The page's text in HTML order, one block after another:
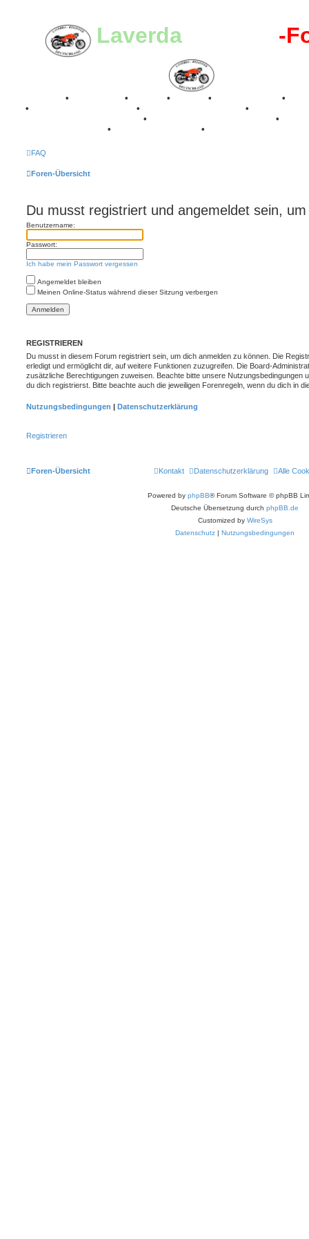
Laverda-Register -
• • • • •
•
•
•
•
•
• •
FAQ
Foren-Übersicht
Du musst registriert und angemeldet sein,
Benutzername:
Passwort:
Ich habe mein Passwort vergessen
Angemeldet bleiben
Meinen Online-Status während dieser Sitzung verbergen
REGISTRIEREN
Du musst in diesem Forum registriert sein, um dich anmelden zu können. Die
erledigt und ermöglicht dir, auf weitere Funktionen zuzugreifen. Die Board-
zusätzliche Berechtigungen zuweisen. Beachte bitte unsere Nutzungsbedingungen
du dich registrierst. Bitte beachte auch die jeweiligen Forenregeln, wenn du dich in
Nutzungsbedingungen | Datenschutzerklärung
Registrieren
Foren-Übersicht Alle
Datenschutzerklärung
Kontakt
Powered by phpBB® Forum Software © phpBB
Deutsche Übersetzung durch phpBB.de
Customized by WireSys
Datenschutz | Nutzungsbedingungen